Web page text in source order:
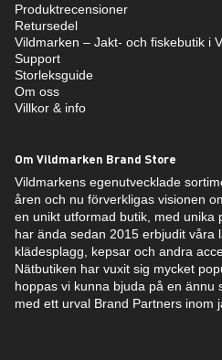
Produktrecensioner
Retursedel
Vildmarken – Jakt- och fiskebutik i
Support
Storleksguide
Om oss
Villkor & info
Om Vildmarken Brand Store
Vildmarkens egenutvecklade
åren och nu förverkligas visionen
en unikt utformad butik, med unika
har ända sedan 2015 erbjudit våra
klädesplagg, kepsar och andra
Nätbutiken har vuxit sig mycket
hoppas vi kunna bjuda på en ännu
med ett urval Brand Partners inom